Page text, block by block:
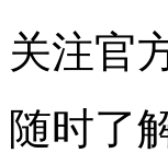
关注官
随时了